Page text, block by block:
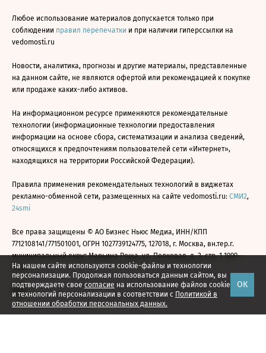
На нашем сайте используются cookie-файлы и технологии
персонализации. Продолжая пользоваться данным сайтом, вы
подтверждаете свое согласие на использование файлов cookie
и технологий персонализации в соответствии с Политикой в
отношении обработки персональных данных.
ОК
Любое использование материалов допускается только при
соблюдении правил перепечатки и при наличии гиперссылки на
vedomosti.ru
Новости, аналитика, прогнозы и другие материалы, представленные
на данном сайте, не являются офертой или рекомендацией к покупке
или продаже каких-либо активов.
На информационном ресурсе применяются рекомендательные
технологии (информационные технологии предоставления
информации на основе сбора, систематизации и анализа сведений,
относящихся к предпочтениям пользователей сети «Интернет»,
находящихся на территории Российской Федерации).
Правила применения рекомендательных технологий в виджетах
рекламно-обменной сети, размещенных на сайте vedomosti.ru: СМИ2,
24smi
Все права защищены © АО Бизнес Ньюс Медиа, ИНН/КПП
7712108141/771501001, ОГРН 1027739124775, 127018, г. Москва, вн.тер.г.
муниципальный округ Марьина Роща, ул. Полковая, д. 3, стр. 1 1999—
2026